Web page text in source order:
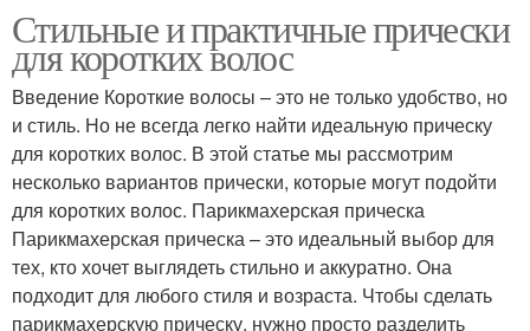
Стильные и практичные прически
для коротких волос
Введение Короткие волосы – это не только удобство, но
и стиль. Но не всегда легко найти идеальную прическу
для коротких волос. В этой статье мы рассмотрим
несколько вариантов прически, которые могут подойти
для коротких волос. Парикмахерская прическа
Парикмахерская прическа – это идеальный выбор для
тех, кто хочет выглядеть стильно и аккуратно. Она
подходит для любого стиля и возраста. Чтобы сделать
парикмахерскую прическу, нужно просто разделить